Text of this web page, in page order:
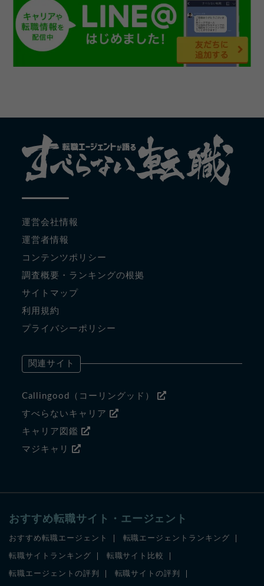
運営会社情報
運営者情報
コンテンツポリシー
調査概要・ランキングの根拠
サイトマップ
利用規約
プライバシーポリシー
関連サイト
Callingood（コーリングッド）
すべらないキャリア
キャリア図鑑
マジキャリ
おすすめ転職サイト・エージェント
おすすめ転職エージェント 転職エージェントランキング
転職サイトランキング 転職サイト比較
転職エージェントの評判 転職サイトの評判